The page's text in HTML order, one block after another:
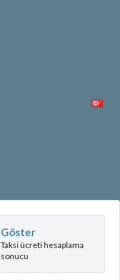
Göster
Taksi ücreti hesaplama
sonucu